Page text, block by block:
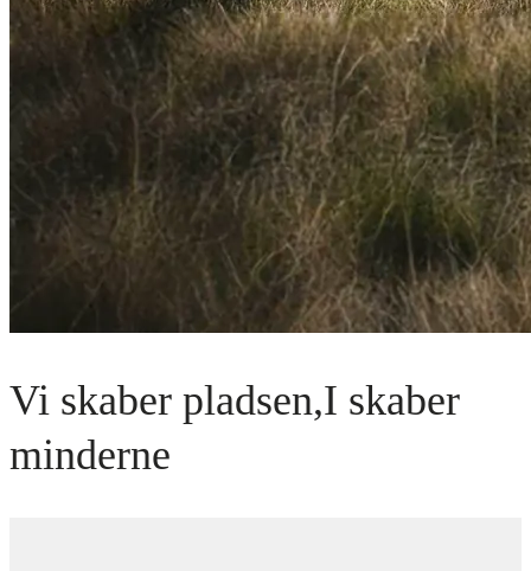
Vi skaber pladsen,I skaber
minderne